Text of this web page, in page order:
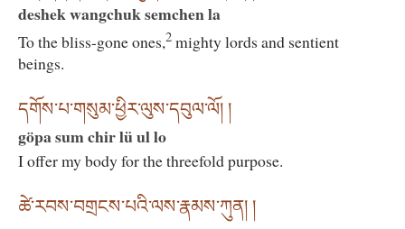
deshek wangchuk semchen la
To the bliss-gone ones,2 mighty lords and sentient
beings.
དགོས་པ་གསུམ་ཕྱིར་ལུས་དབུལ་ལོ། །
göpa sum chir lü ul lo
I offer my body for the threefold purpose.
ཚེ་རབས་བགྲངས་པའི་ལས་རྣམས་ཀུན། །